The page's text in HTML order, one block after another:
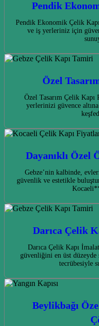
Pendik
Pendik Ekonomik Çelik
ve iş yerleriniz için
Özel
Özel Tasarım Çelik
yerlerinizi güvence
Dayanıklı Özel
Gebze’nin kalbinde,
güvenlik ve estetikle
Darıca Çelik
Darıca Çelik Kapı
güvenliğini en üst düzeyde
tecrübesiyle
Beylikbağı